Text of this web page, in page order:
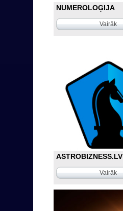
NUMEROLOĢIJA
Vairāk
ASTROBIZNESS.LV
Vairāk